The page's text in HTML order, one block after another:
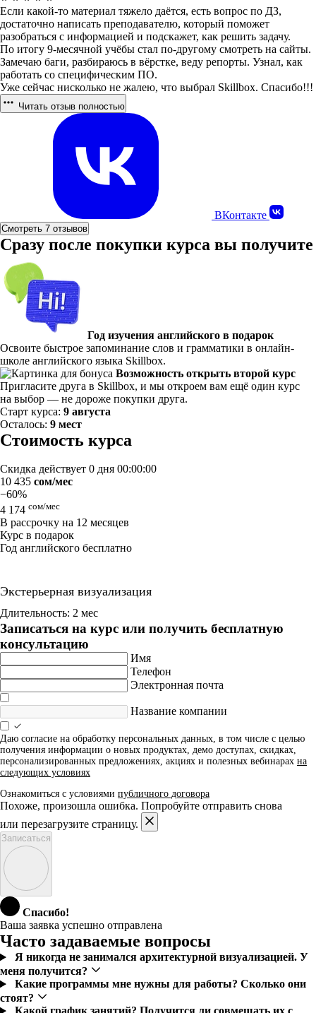
Если какой-то материал тяжело даётся, есть вопрос по ДЗ,
достаточно написать преподавателю, который поможет
разобраться с информацией и подскажет, как решить задачу.
По итогу 9-месячной учёбы стал по-другому смотреть на сайты.
Замечаю баги, разбираюсь в вёрстке, веду репорты. Узнал, как
работать со специфическим ПО.
Уже сейчас нисколько не жалею, что выбрал Skillbox. Спасибо!!!
Читать отзыв полностью
ВКонтакте
Смотреть 7 отзывов
Сразу после покупки курса вы получите
Год изучения английского в подарок
Освоите быстрое запоминание слов и грамматики в онлайн-
школе английского языка Skillbox.
Возможность открыть второй курс
Пригласите друга в Skillbox, и мы откроем вам ещё один курс
на выбор — не дороже покупки друга.
Старт курса: 9 августа
Осталось: 9 мест
Стоимость курса
Скидка действует 0 дня 00:00:00
10 435 сом/мес
−60%
4 174 сом/мес
В рассрочку на 12 месяцев
Курс в подарок
Год английского бесплатно
Экстерьерная визуализация
Длительность: 2 мес
Записаться на курс или получить бесплатную
консультацию
Имя
Телефон
Электронная почта
Название компании
Даю согласие на обработку персональных данных, в том числе с целью
получения информации о новых продуктах, демо доступах, скидках,
персонализированных предложениях, акциях и полезных вебинарах на
следующих условиях
Ознакомиться с условиями публичного договора
Похоже, произошла ошибка. Попробуйте отправить снова
или перезагрузите страницу.
Записаться
Спасибо!
Ваша заявка успешно отправлена
Часто задаваемые вопросы
Я никогда не занимался архитектурной визуализацией. У
меня получится?
Какие программы мне нужны для работы? Сколько они
стоят?